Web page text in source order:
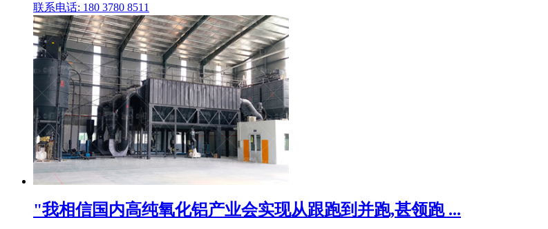
联系电话: 180 3780 8511
"我相信国内高纯氧化铝产业会实现从跟跑到并跑,甚领跑 ...